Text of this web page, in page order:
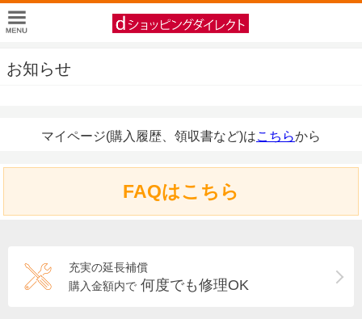
お知らせ
マイページ(購入履歴、領収書など)はこちらから
FAQはこちら
充実の延長補償
購入金額内で 何度でも修理OK